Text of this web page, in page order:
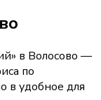
» в Волосово —
по
в удобное для